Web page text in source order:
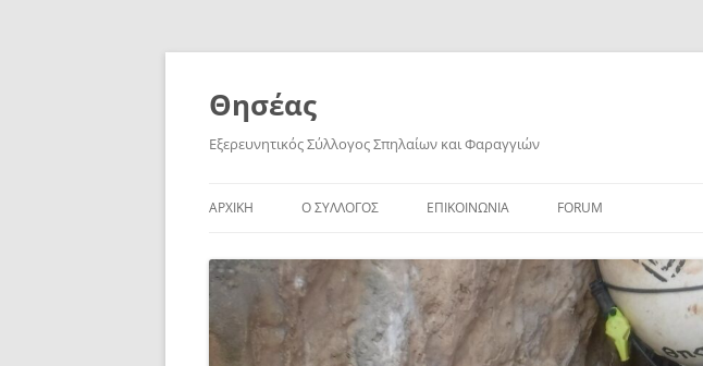
Skip
Θησέας
Εξερευνητικός Σύλλογος Σπηλαίων και Φαραγγιών
ΑΡΧΙΚΗ Ο ΣΥΛΛΟΓΟΣ ΕΠΙΚΟΙΝΩΝΙΑ FORUM